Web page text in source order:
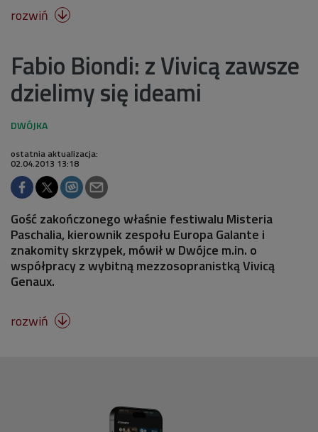
rozwiń 
Fabio Biondi: z Vivicą zawsze
dzielimy się ideami
ostatnia aktualizacja:
02.04.2013 13:18
Gość zakończonego właśnie festiwalu Misteria
Paschalia, kierownik zespołu Europa Galante i
znakomity skrzypek, mówił w Dwójce m.in. o
współpracy z wybitną mezzosopranistką Vivicą
Genaux.
rozwiń 